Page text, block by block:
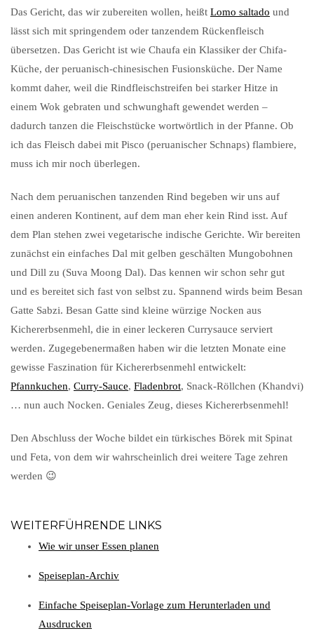
Das Gericht, das wir zubereiten wollen, heißt Lomo saltado und
lässt sich mit springendem oder tanzendem Rückenfleisch
übersetzen. Das Gericht ist wie Chaufa ein Klassiker der Chifa-
Küche, der peruanisch-chinesischen Fusionsküche. Der Name
kommt daher, weil die Rindfleischstreifen bei starker Hitze in
einem Wok gebraten und schwunghaft gewendet werden –
dadurch tanzen die Fleischstücke wortwörtlich in der Pfanne. Ob
ich das Fleisch dabei mit Pisco (peruanischer Schnaps) flambiere,
muss ich mir noch überlegen.
Nach dem peruanischen tanzenden Rind begeben wir uns auf
einen anderen Kontinent, auf dem man eher kein Rind isst. Auf
dem Plan stehen zwei vegetarische indische Gerichte. Wir bereiten
zunächst ein einfaches Dal mit gelben geschälten Mungobohnen
und Dill zu (Suva Moong Dal). Das kennen wir schon sehr gut
und es bereitet sich fast von selbst zu. Spannend wirds beim Besan
Gatte Sabzi. Besan Gatte sind kleine würzige Nocken aus
Kichererbsenmehl, die in einer leckeren Currysauce serviert
werden. Zugegebenermaßen haben wir die letzten Monate eine
gewisse Faszination für Kichererbsenmehl entwickelt:
Pfannkuchen, Curry-Sauce, Fladenbrot, Snack-Röllchen (Khandvi)
… nun auch Nocken. Geniales Zeug, dieses Kichererbsenmehl!
Den Abschluss der Woche bildet ein türkisches Börek mit Spinat
und Feta, von dem wir wahrscheinlich drei weitere Tage zehren
werden 😉
WEITERFÜHRENDE LINKS
Wie wir unser Essen planen
Speiseplan-Archiv
Einfache Speiseplan-Vorlage zum Herunterladen und
Ausdrucken